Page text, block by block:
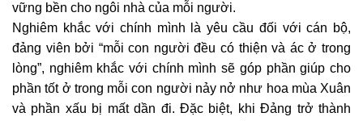
vững bền cho ngôi nhà của mỗi người.
Nghiêm khắc với chính mình là yêu cầu đối với cán bộ,
đảng viên bởi “mỗi con người đều có thiện và ác ở trong
lòng”, nghiêm khắc với chính mình sẽ góp phần giúp cho
phần tốt ở trong mỗi con người nảy nở như hoa mùa Xuân
và phần xấu bị mất dần đi. Đặc biệt, khi Đảng trở thành